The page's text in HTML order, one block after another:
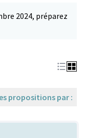
2024, préparez
propositions par :